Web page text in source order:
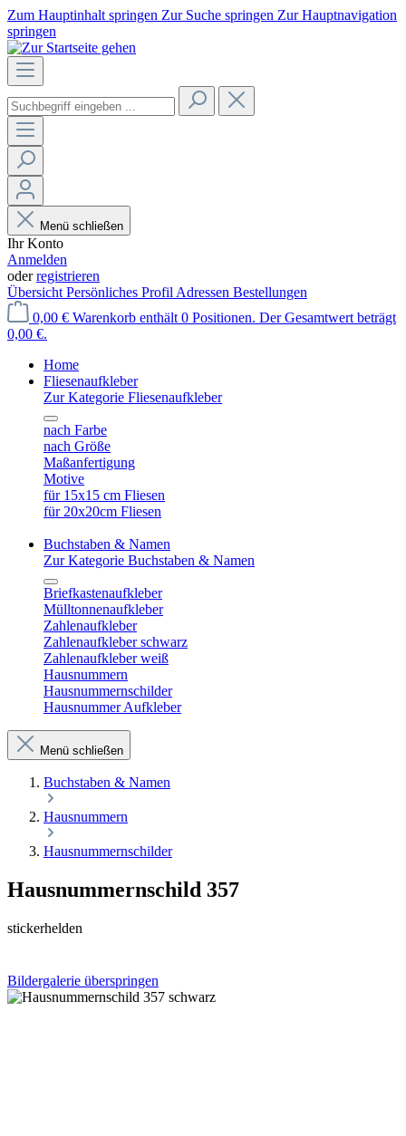
Zum Hauptinhalt springen Zur Suche springen Zur Hauptnavigation
springen
Menü schließen
Ihr Konto
Anmelden
oderregistrieren
Übersicht Persönliches Profil Adressen Bestellungen
0,00 € Warenkorb enthält 0 Positionen. Der Gesamtwert beträgt
0,00 €.
Home
Fliesenaufkleber
Zur Kategorie Fliesenaufkleber
nach Farbe
nach Größe
Maßanfertigung
Motive
für 15x15 cm Fliesen
für 20x20cm Fliesen
Buchstaben & Namen
Zur Kategorie Buchstaben & Namen
Briefkastenaufkleber
Mülltonnenaufkleber
Zahlenaufkleber
Zahlenaufkleber schwarz
Zahlenaufkleber weiß
Hausnummern
Hausnummernschilder
Hausnummer Aufkleber
Menü schließen
Buchstaben & Namen
Hausnummern
Hausnummernschilder
Hausnummernschild 357
stickerhelden
Bildergalerie überspringen